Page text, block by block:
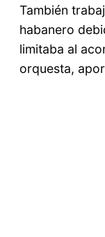
También
habanero
limitaba al
orquesta,